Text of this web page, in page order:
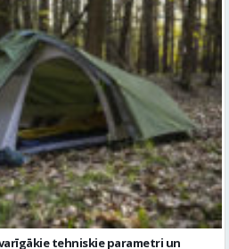
tehniskie parametri un